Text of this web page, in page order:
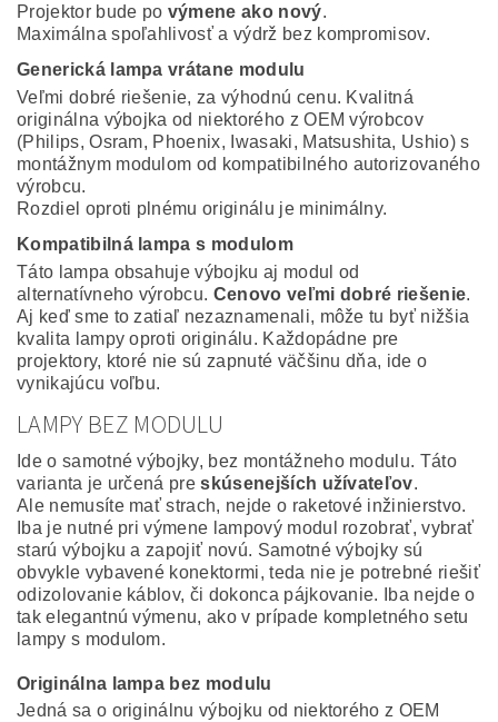
Projektor bude po výmene ako nový.
Maximálna spoľahlivosť a výdrž bez kompromisov.
Generická lampa vrátane modulu
Veľmi dobré riešenie, za výhodnú cenu. Kvalitná
originálna výbojka od niektorého z OEM výrobcov
(Philips, Osram, Phoenix, Iwasaki, Matsushita, Ushio) s
montážnym modulom od kompatibilného autorizovaného
výrobcu.
Rozdiel oproti plnému originálu je minimálny.
Kompatibilná lampa s modulom
Táto lampa obsahuje výbojku aj modul od
alternatívneho výrobcu. Cenovo veľmi dobré riešenie.
Aj keď sme to zatiaľ nezaznamenali, môže tu byť nižšia
kvalita lampy oproti originálu. Každopádne pre
projektory, ktoré nie sú zapnuté väčšinu dňa, ide o
vynikajúcu voľbu.
LAMPY BEZ MODULU
Ide o samotné výbojky, bez montážneho modulu. Táto
varianta je určená preskúsenejších užívateľov.
Ale nemusíte mať strach, nejde o raketové inžinierstvo.
Iba je nutné pri výmene lampový modul rozobrať, vybrať
starú výbojku a zapojiť novú. Samotné výbojky sú
obvykle vybavené konektormi, teda nie je potrebné riešiť
odizolovanie káblov, či dokonca pájkovanie. Iba nejde o
tak elegantnú výmenu, ako v prípade kompletného setu
lampy s modulom.
Originálna lampa bez modulu
Jedná sa o originálnu výbojku od niektorého z OEM